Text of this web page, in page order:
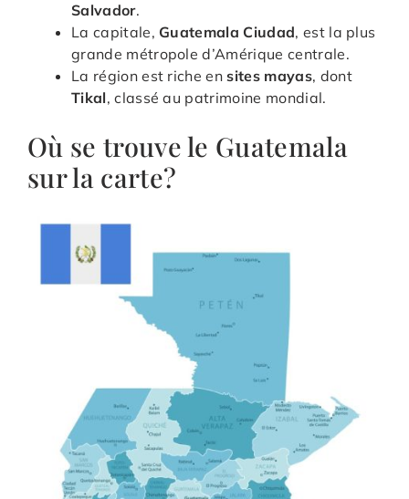
Salvador.
La capitale, Guatemala Ciudad, est la plus
grande métropole d’Amérique centrale.
La région est riche ensites mayas, dont
Tikal, classé au patrimoine mondial.
Où se trouve le Guatemala
sur la carte?